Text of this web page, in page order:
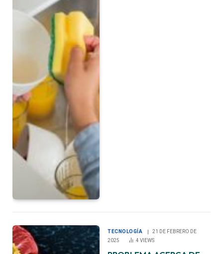
TECNOLOGÍA
21 DE FEBRERO DE
2025
4VIEWS